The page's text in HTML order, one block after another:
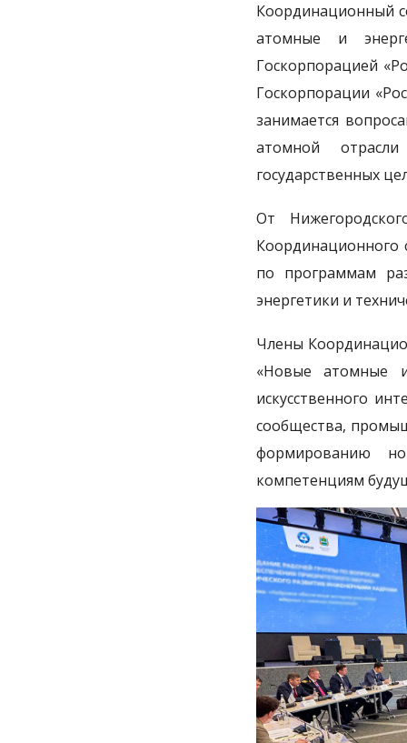
Координационный
атомные и
Госкорпорацией
Госкорпорации
занимается
атомной
государственных
От
Координационного
по программам
энергетики и
Члены
«Новые атомные и
искусственного
сообщества,
формированию
компетенциям